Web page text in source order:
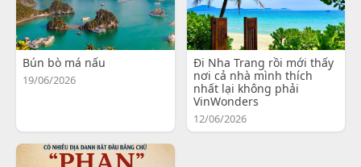
Bún bò má nấu
19/06/2026
Đi Nha Trang rồi mới thấy
nơi cả nhà mình thích
nhất lại không phải
VinWonders
12/06/2026